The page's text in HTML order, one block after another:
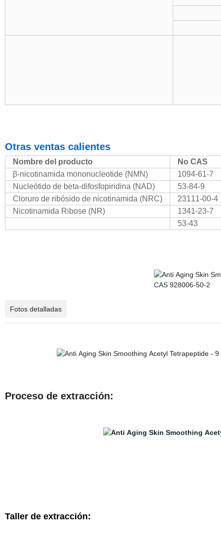
Otras ventas calientes
Nombre del producto
No CAS
β-nicotinamida mononucleotide (NMN)
1094-61-7
Nucleótido de beta-difosfopiridina (NAD)
53-84-9
Cloruro de ribósido de nicotinamida (NRC)
23111-00-4
Nicotinamida Ribose (NR)
1341-23-7
53-43
Fotos detalladas
Proceso de extracción:
Taller de extracción: